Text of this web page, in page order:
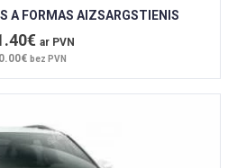
A FORMAS AIZSARGSTIENIS
ar PVN
bez PVN